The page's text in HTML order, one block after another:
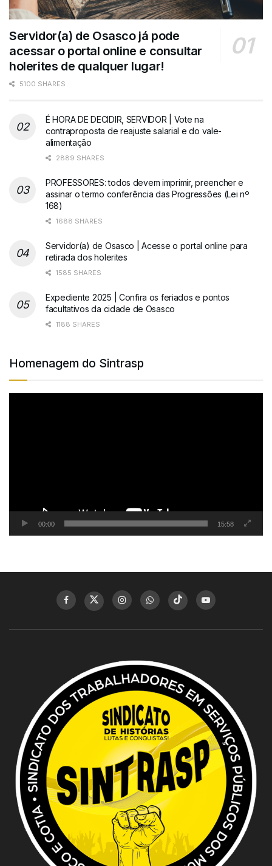
Servidor(a) de Osasco já pode
acessar o portal online e consultar
holerites de qualquer lugar!
5100 SHARES
É HORA DE DECIDIR, SERVIDOR | Vote na
contraproposta de reajuste salarial e do vale-
alimentação
2889 SHARES
PROFESSORES: todos devem imprimir, preencher e
assinar o termo conferência das Progressões (Lei nº
168)
1688 SHARES
Servidor(a) de Osasco | Acesse o portal online para
retirada dos holerites
1585 SHARES
Expediente 2025 | Confira os feriados e pontos
facultativos da cidade de Osasco
1188 SHARES
Homenagem do Sintrasp
00:00 15:58